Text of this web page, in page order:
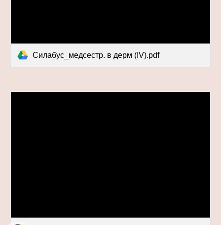
Силабус_медсестр. в дерм (IV).pdf